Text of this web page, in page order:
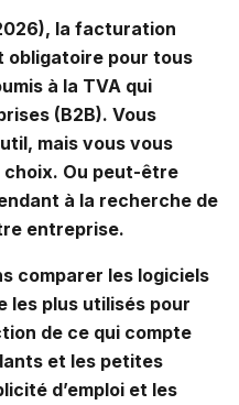
la facturation
obligatoire pour tous
à la TVA qui
(B2B). Vous
mais vous vous
choix. Ou peut-être
à la recherche de
entreprise.
comparer les logiciels
plus utilisés pour
de ce qui compte
et les petites
d’emploi et les